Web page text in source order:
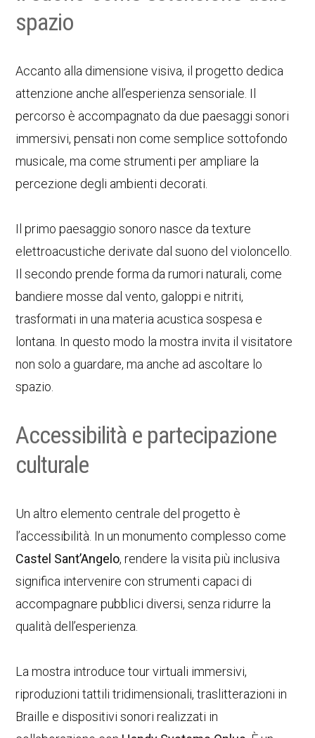
spazio
Accanto alla dimensione visiva, il progetto dedica
attenzione anche all’esperienza sensoriale. Il
percorso è accompagnato da due paesaggi sonori
immersivi, pensati non come semplice sottofondo
musicale, ma come strumenti per ampliare la
percezione degli ambienti decorati.
Il primo paesaggio sonoro nasce da texture
elettroacustiche derivate dal suono del violoncello.
Il secondo prende forma da rumori naturali, come
bandiere mosse dal vento, galoppi e nitriti,
trasformati in una materia acustica sospesa e
lontana. In questo modo la mostra invita il visitatore
non solo a guardare, ma anche ad ascoltare lo
spazio.
Accessibilità e partecipazione
culturale
Un altro elemento centrale del progetto è
l’accessibilità. In un monumento complesso come
Castel Sant’Angelo, rendere la visita più inclusiva
significa intervenire con strumenti capaci di
accompagnare pubblici diversi, senza ridurre la
qualità dell’esperienza.
La mostra introduce tour virtuali immersivi,
riproduzioni tattili tridimensionali, traslitterazioni in
Braille e dispositivi sonori realizzati in